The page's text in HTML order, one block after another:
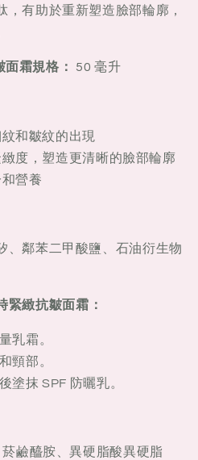
，有助於重新塑造臉部輪廓，
霜規格： 50 毫升
和皺紋的出現
度，塑造更清晰的臉部輪廓
營養
、鄰苯二甲酸鹽、石油衍生物
緊緻抗皺面霜：
乳霜。
頸部。
塗抹 SPF 防曬乳。
鹼醯胺、異硬脂酸異硬脂